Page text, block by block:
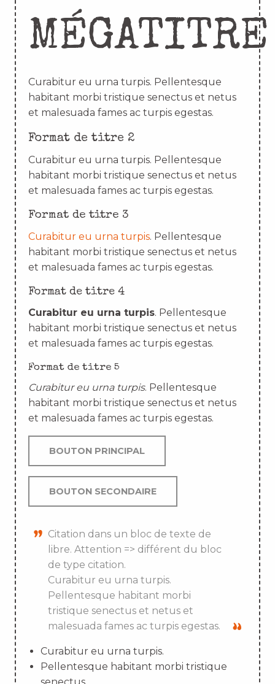
MÉGATITRE
Curabitur eu urna turpis. Pellentesque
habitant morbi tristique senectus et netus
et malesuada fames ac turpis egestas.
Format de titre 2
Curabitur eu urna turpis. Pellentesque
habitant morbi tristique senectus et netus
et malesuada fames ac turpis egestas.
Format de titre 3
Curabitur eu urna turpis. Pellentesque
habitant morbi tristique senectus et netus
et malesuada fames ac turpis egestas.
Format de titre 4
Curabitur eu urna turpis. Pellentesque
habitant morbi tristique senectus et netus
et malesuada fames ac turpis egestas.
Format de titre 5
Curabitur eu urna turpis. Pellentesque
habitant morbi tristique senectus et netus
et malesuada fames ac turpis egestas.
BOUTON PRINCIPAL
BOUTON SECONDAIRE
Citation dans un bloc de texte de
libre. Attention => différent du bloc
de type citation.
Curabitur eu urna turpis.
Pellentesque habitant morbi
tristique senectus et netus et
malesuada fames ac turpis egestas.
Curabitur eu urna turpis.
Pellentesque habitant morbi tristique